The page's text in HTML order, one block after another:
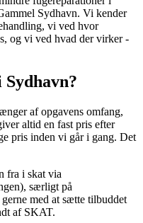
Sydhavn. Vi kender
vi ved hvor
og vi ved hvad der virker -
af opgavens omfang,
altid en fast pris efter
pris inden vi går i gang. Det
fra i skat via
særligt på
med at sætte tilbuddet
af SKAT.